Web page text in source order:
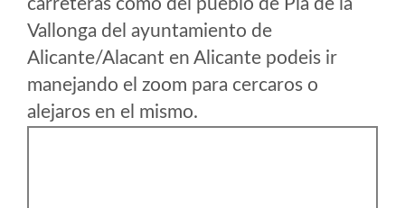
carreteras como del pueblo de Pla de la
Vallonga del ayuntamiento de
Alicante/Alacant en Alicante podeis ir
manejando el zoom para cercaros o
alejaros en el mismo.